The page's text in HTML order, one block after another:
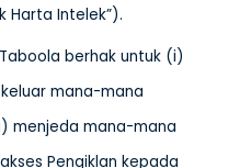
Harta Intelek”).
Taboola berhak untuk (i)
mana-mana
menjeda mana-mana
Pengiklan kepada